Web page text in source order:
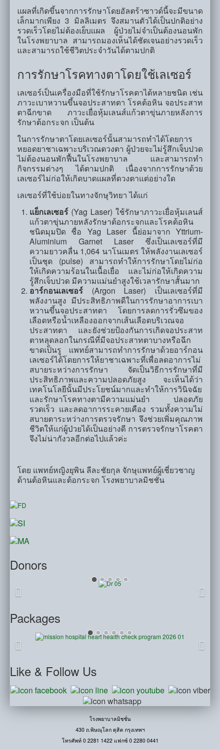
แผลที่เกิดขึ้นจากการรักษาโดยอัลตร้าซาวด์นี้จะมีขนาด
เล็กมากเพียง 3 มิลลิเมตร จึงสมานตัวได้เป็นปกติอย่าง
รวดเร็วโดยไม่ต้องเย็บแผล ผู้ป่วยไม่จำเป็นต้องนอนพัก
ในโรงพยาบาล สามารถมองเห็นได้ชัดเจนอย่างรวดเร็ว
และสามารถใช้ชีวิตประจำวันได้ตามปกติ
การรักษาโรคทางตาโดยใช้เลเซอร์
เลเซอร์เป็นเครื่องมือที่ใช้รักษาโรคตาได้หลายชนิด เช่น
ภาวะเบาหวานขึ้นจอประสาทตา โรคต้อหิน จอประสาท
ตาฉีกขาด ภาวะเยื่อหุ้มเลนส์แก้วตาขุ่นภายหลังการ
รักษาต้อกระจก เป็นต้น
ในการรักษาตาโดยเลเซอร์นั้นสามารถทำได้โดยการ
หยอดยาชาเฉพาะบริเวณดวงตา ผู้ป่วยจะไม่รู้สึกเจ็บปวด
ไม่ต้องนอนพักฟื้นในโรงพยาบาล และสามารถทำ
กิจกรรมต่างๆ ได้ตามปกติ เนื่องจากการรักษาด้วย
เลเซอร์ไม่ก่อให้เกิดบาดแผลที่ดวงตาแต่อย่างใด
เลเซอร์ที่ใช้บ่อยในทางจักษุวิทยา ได้แก่
แย็กเลเซอร์ (Yag Laser) ใช้รักษาภาวะเยื่อหุ้มเลนส์
แก้วตาขุ่นภายหลังรักษาต้อกระจกและโรคต้อหิน
ชนิดมุมปิด ชื่อ Yag Laser นี้ย่อมาจาก Yttrium-
Aluminium Garnet Laser ซึ่งเป็นเลเซอร์ที่มี
ความยาวคลื่น 1,064 นาโนเมตร ให้พลังงานเลเซอร์
เป็นชุด (pulse) สามารถทำให้การรักษาโดยไม่ก่อ
ให้เกิดความร้อนในเนื้อเยื่อ และไม่ก่อให้เกิดความ
รู้สึกเจ็บปวด มีความแม่นยำสูงใช้เวลารักษาสั้นมาก
อาร์กอนเลเซอร์ (Argon Laser) เป็นเลเซอร์ที่มี
พลังงานสูง มีประสิทธิภาพดีในการรักษาอาการเบา
หวานขึ้นจอประสาทตา โดยการลดการรั่วซึมของ
เลือดหรือน้ำเหลืองออกจากเส้นเลือดบริเวณจอ
ประสาทตา และยังช่วยป้องกันการเกิดจอประสาท
ตาหลุดลอกในกรณีที่มีจอประสาทตาบางหรือฉีก
ขาดเป็นรู แพทย์สามารถทำการรักษาด้วยอาร์กอน
เลเซอร์ได้โดยการให้ยาชาเฉพาะที่เพื่อลดอาการไม่
สบายระหว่างการรักษา จัดเป็นวิธีการรักษาที่มี
ประสิทธิภาพและความปลอดภัยสูง จะเห็นได้ว่า
เทคโนโลยีนั้นมีประโยชน์มากและทำให้การวินิจฉัย
และรักษาโรคทางตามีความแม่นยำ ปลอดภัย
รวดเร็ว และลดอาการระคายเคือง รวมทั้งความไม่
สบายตาระหว่างการตรวจรักษา จึงช่วยเพิ่มคุณภาพ
ชีวิตให้แก่ผู้ป่วยได้เป็นอย่างดี การตรวจรักษาโรคตา
จึงไม่น่ากังวลอีกต่อไปแล้วค่ะ
โดย แพทย์หญิงยุพิน ลีละชัยกุล จักษุแพทย์ผู้เชี่ยวชาญ
ด้านต้อหินและต้อกระจก โรงพยาบาลมิชชั่น
Donors
Packages
Like & Follow Us
โรงพยาบาลมิชชั่น
430 ถ.พิษณุโลก ดุสิต กรุงเทพฯ
โทรศัพท์ 0 2281 1422 แฟกซ์ 0 2280 0441